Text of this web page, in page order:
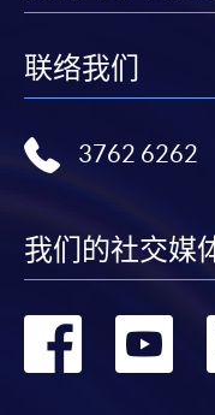
联络我们
3762 6262
我们的社交媒
转